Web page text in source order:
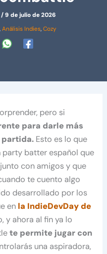
/9 de julio de 2026
,Análisis Indies,Cozy
pero si
para darle más
partida. Esto es lo que
party batter español que
con amigos y que
te cuento algo
desarrollado por los
en la IndieDevDay de
y ahora al fin ya lo
te permite jugar con
una aspiradora,